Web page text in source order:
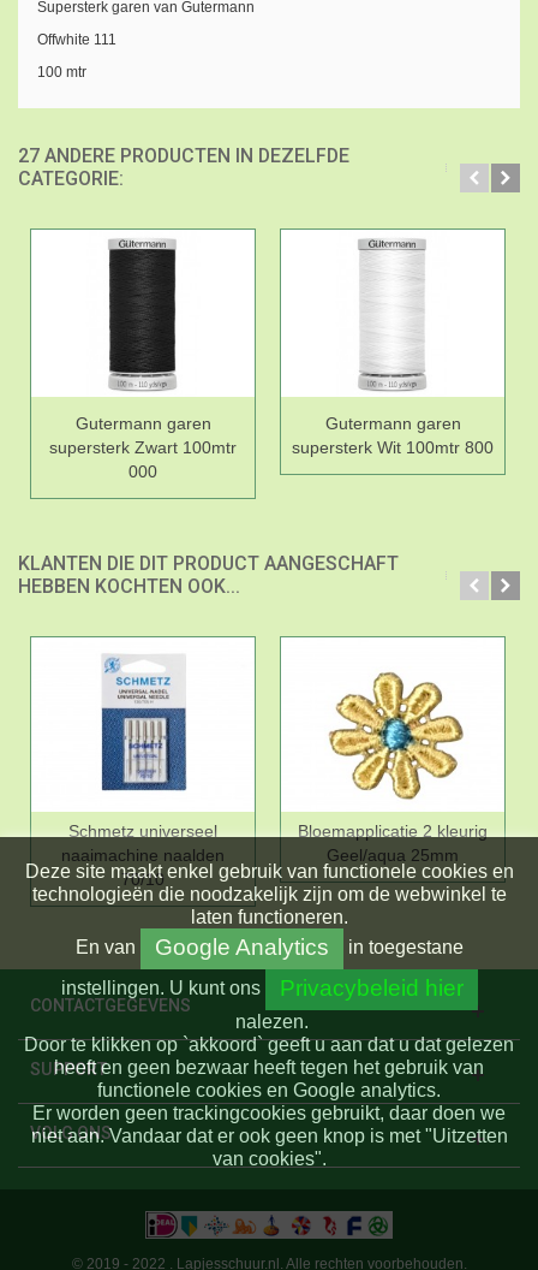
Supersterk garen van Gutermann
Offwhite 111
100 mtr
27 ANDERE PRODUCTEN IN DEZELFDE
CATEGORIE:
Gutermann garen
supersterk Zwart 100mtr
000
Gutermann garen
supersterk Wit 100mtr 800
KLANTEN DIE DIT PRODUCT AANGESCHAFT
HEBBEN KOCHTEN OOK...
Schmetz universeel
naaimachine naalden
70/10
Bloemapplicatie 2 kleurig
Geel/aqua 25mm
CONTACTGEGEVENS
SUPPORT
VOLG ONS
Deze site maakt enkel gebruik van functionele cookies en
technologieën die noodzakelijk zijn om de webwinkel te
laten functioneren.
En van Google Analytics
in toegestane
instellingen. U kunt ons Privacybeleid hier
nalezen.
Door te klikken op `akkoord` geeft u aan dat u dat gelezen
heeft en geen bezwaar heeft tegen het gebruik van
functionele cookies en Google analytics.
Er worden geen trackingcookies gebruikt, daar doen we
niet aan. Vandaar dat er ook geen knop is met "Uitzetten
van cookies".
© 2019 - 2022 . Lapjesschuur.nl. Alle rechten voorbehouden.